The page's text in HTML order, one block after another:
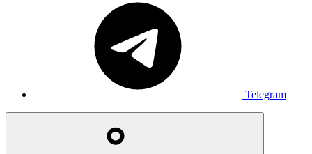
Telegram